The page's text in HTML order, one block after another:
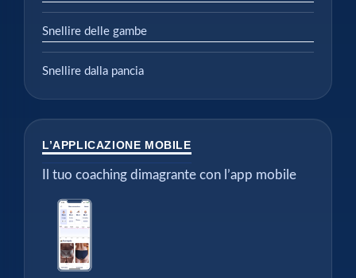
Snellire delle gambe
Snellire dalla pancia
L’APPLICAZIONE MOBILE
Il tuo coaching dimagrante con l’app mobile